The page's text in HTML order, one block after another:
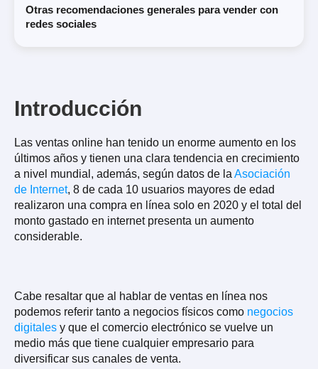
Otras recomendaciones generales para vender con
redes sociales
Introducción
Las ventas online han tenido un enorme aumento en los
últimos años y tienen una clara tendencia en crecimiento
a nivel mundial, además, según datos de la Asociación
de Internet, 8 de cada 10 usuarios mayores de edad
realizaron una compra en línea solo en 2020 y el total del
monto gastado en internet presenta un aumento
considerable.
Cabe resaltar que al hablar de ventas en línea nos
podemos referir tanto a negocios físicos como negocios
digitales y que el comercio electrónico se vuelve un
medio más que tiene cualquier empresario para
diversificar sus canales de venta.